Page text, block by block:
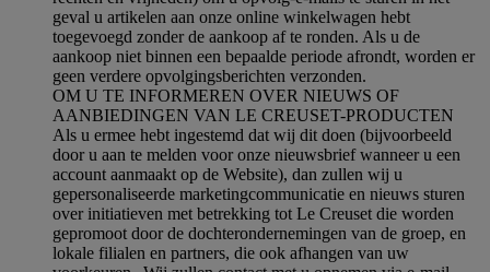
geval u artikelen aan onze online winkelwagen hebt
toegevoegd zonder de aankoop af te ronden. Als u de
aankoop niet binnen een bepaalde periode afrondt, worden er
geen verdere opvolgingsberichten verzonden.
OM U TE INFORMEREN OVER NIEUWS OF
AANBIEDINGEN VAN LE CREUSET-PRODUCTEN
Als u ermee hebt ingestemd dat wij dit doen (bijvoorbeeld
door u aan te melden voor onze nieuwsbrief wanneer u een
account aanmaakt op de Website), dan zullen wij u
gepersonaliseerde marketingcommunicatie en nieuws sturen
over initiatieven met betrekking tot Le Creuset die worden
gepromoot door de dochterondernemingen van de groep, en
lokale filialen en partners, die ook afhangen van uw